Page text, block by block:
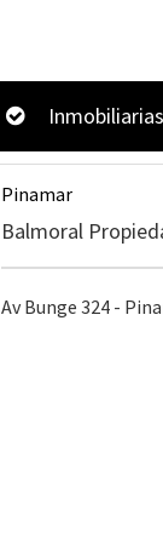
Inmobiliarias
Pinamar
Balmoral
Av Bunge 324 -